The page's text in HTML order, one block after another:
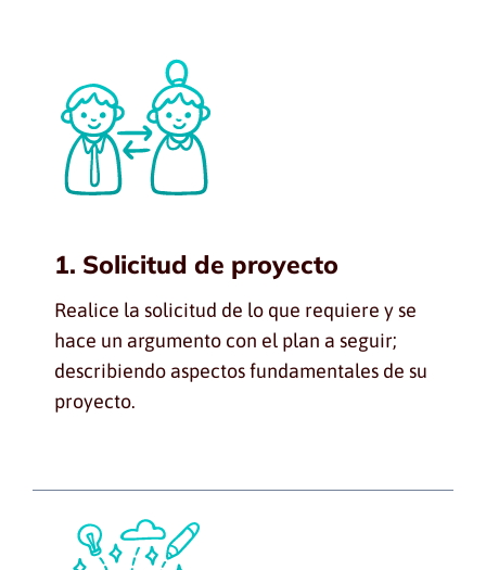
1. Solicitud de proyecto
Realice la solicitud de lo que requiere y se
hace un argumento con el plan a seguir;
describiendo aspectos fundamentales de su
proyecto.